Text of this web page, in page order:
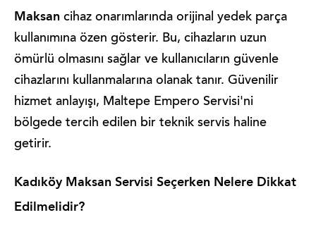
Maksan cihaz onarımlarında orijinal yedek parça
kullanımına özen gösterir. Bu, cihazların uzun
ömürlü olmasını sağlar ve kullanıcıların güvenle
cihazlarını kullanmalarına olanak tanır. Güvenilir
hizmet anlayışı, Maltepe Empero Servisi'ni
bölgede tercih edilen bir teknik servis haline
getirir.
Kadıköy Maksan Servisi Seçerken Nelere Dikkat
Edilmelidir?